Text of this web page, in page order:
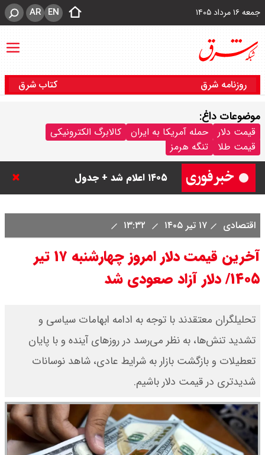
جمعه ۱۶ مرداد ۱۴۰۵ EN
AR
روزنامه شرق کتاب شرق
موضوعات داغ:
قیمت دلار حمله آمریکا به ایران
کالابرگ الکترونیکی
قیمت طلا
تنگه هرمز
۱۴۰۵ اعلام شد + جدول
۱۴۰۵ اعلام شد/ کاهش قیمت سکه
قیمت طلا ۲۴ عیار امروز جمعه ۱۶ مرداد
۱۴۰۵/ صعود طلا ادامه‌دار شد
۱۴۰۵ اعلام شد/ طلا بر مدار صعود
قیمت نفت امروز جمعه ۱۶ مرداد ۱۴۰۵
اقتصادی ۱۷ تیر ۱۴۰۵
آخرین قیمت دلار امروز چهارشنبه ۱۷ تیر
۱۴۰۵/ دلار آزاد صعودی شد
تحلیلگران معتقدند با توجه به ادامه ابهامات سیاسی و
تشدید تنش‌ها، به نظر می‌رسد در روزهای آینده و با پایان
تعطیلات و بازگشت بازار به شرایط عادی، شاهد نوسانات
شدیدتری در قیمت دلار باشیم.